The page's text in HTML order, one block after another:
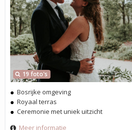
19 foto's
Bosrijke omgeving
Royaal terras
Ceremonie met uniek uitzicht
Meer informatie